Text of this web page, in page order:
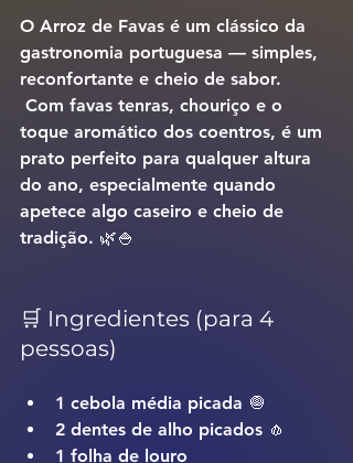
O Arroz de Favas é um clássico da
gastronomia portuguesa — simples,
reconfortante e cheio de sabor.
toque aromático dos coentros, é um
prato perfeito para qualquer altura
do ano, especialmente quando
apetece algo caseiro e cheio de
tradição. 🌿🍚
🛒 Ingredientes (para 4
pessoas)
1 cebola média picada 🧅
2 dentes de alho picados 🧄
1 folha de louro